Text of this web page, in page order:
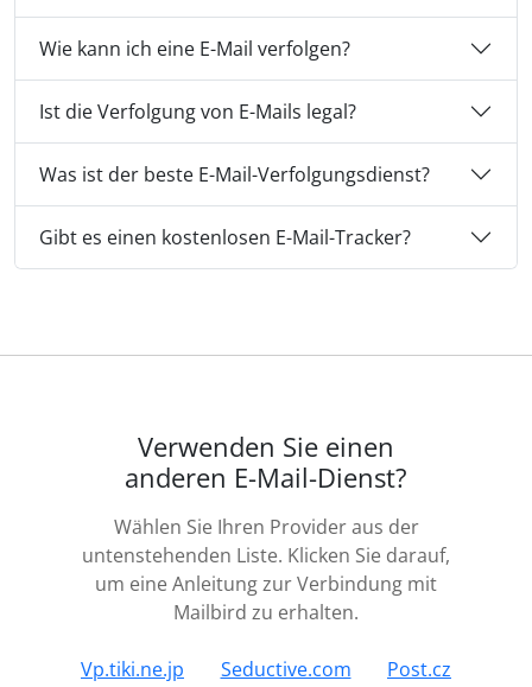
Wie kann ich eine E-Mail verfolgen?
Ist die Verfolgung von E-Mails legal?
Was ist der beste E-Mail-Verfolgungsdienst?
Gibt es einen kostenlosen E-Mail-Tracker?
Verwenden Sie einen
anderen E-Mail-Dienst?
Wählen Sie Ihren Provider aus der
untenstehenden Liste. Klicken Sie darauf,
um eine Anleitung zur Verbindung mit
Mailbird zu erhalten.
Vp.tiki.ne.jp Seductive.com
Post.cz